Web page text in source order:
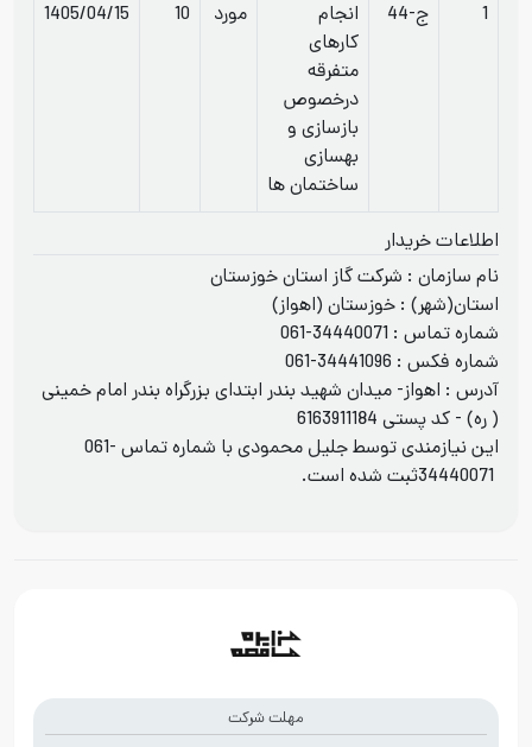
1 ج-44
انجام
کارهای
متفرقه
درخصوص
بازسازی و
بهسازی
ساختمان ها
مورد 10
1405/04/15
اطلاعات خریدار
نام سازمان : شرکت گاز استان خوزستان
استان(شهر) : خوزستان (اهواز)
شماره تماس : 061-34440071
شماره فکس : 061-34441096
آدرس : اهواز- میدان شهید بندر ابتدای بزرگراه بندر امام خمینی
( ره) - کد پستی 6163911184
این نیازمندی توسط جلیل محمودی با شماره تماس 061-
34440071ثبت شده است.
مهلت شرکت